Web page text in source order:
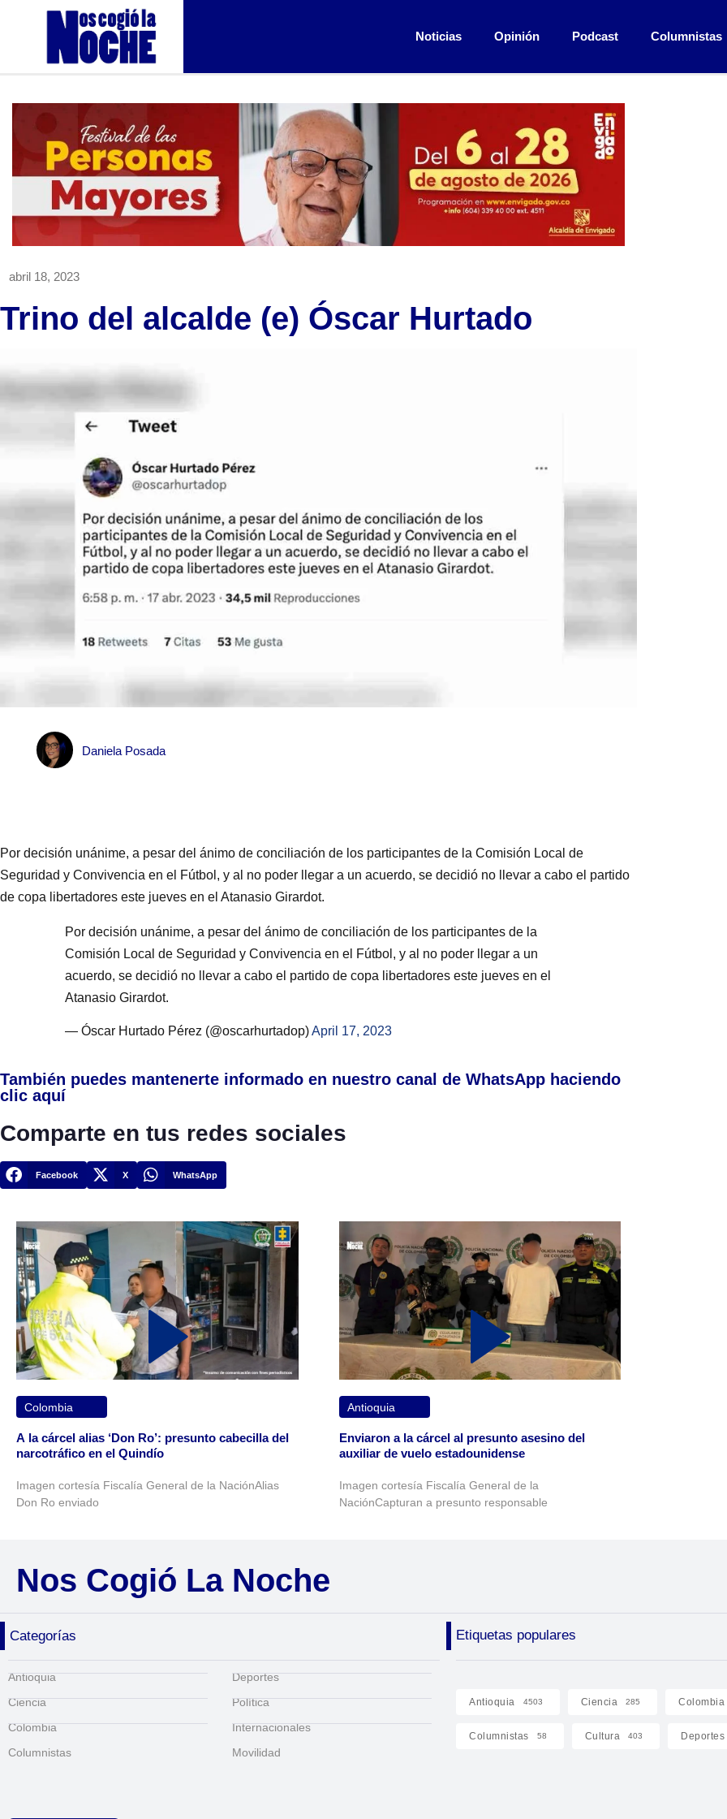
Noticias Opinión Podcast Columnistas
abril 18, 2023
Trino del alcalde (e) Óscar Hurtado
Daniela Posada
Por decisión unánime, a pesar del ánimo de conciliación de los participantes de la Comisión Local de
Seguridad y Convivencia en el Fútbol, y al no poder llegar a un acuerdo, se decidió no llevar a cabo el partido
de copa libertadores este jueves en el Atanasio Girardot.
Por decisión unánime, a pesar del ánimo de conciliación de los participantes de la
Comisión Local de Seguridad y Convivencia en el Fútbol, y al no poder llegar a un
acuerdo, se decidió no llevar a cabo el partido de copa libertadores este jueves en el
Atanasio Girardot.
— Óscar Hurtado Pérez (@oscarhurtadop)April 17, 2023
También puedes mantenerte informado en nuestro canal de WhatsApp haciendo
clic aquí
Comparte en tus redes sociales
Facebook X WhatsApp
Colombia
A la cárcel alias ‘Don Ro’: presunto cabecilla del
narcotráfico en el Quindío
Imagen cortesía Fiscalía General de la NaciónAlias
Don Ro enviado
Antioquia
Enviaron a la cárcel al presunto asesino del
auxiliar de vuelo estadounidense
Imagen cortesía Fiscalía General de la
NaciónCapturan a presunto responsable
Nos Cogió La Noche
Categorías Etiquetas populares
Antioquia
Ciencia
Colombia
Columnistas
Deportes
Política
Internacionales
Movilidad
Antioquia 4503 Ciencia 285 Colombia
Columnistas 58 Cultura 403 Deportes